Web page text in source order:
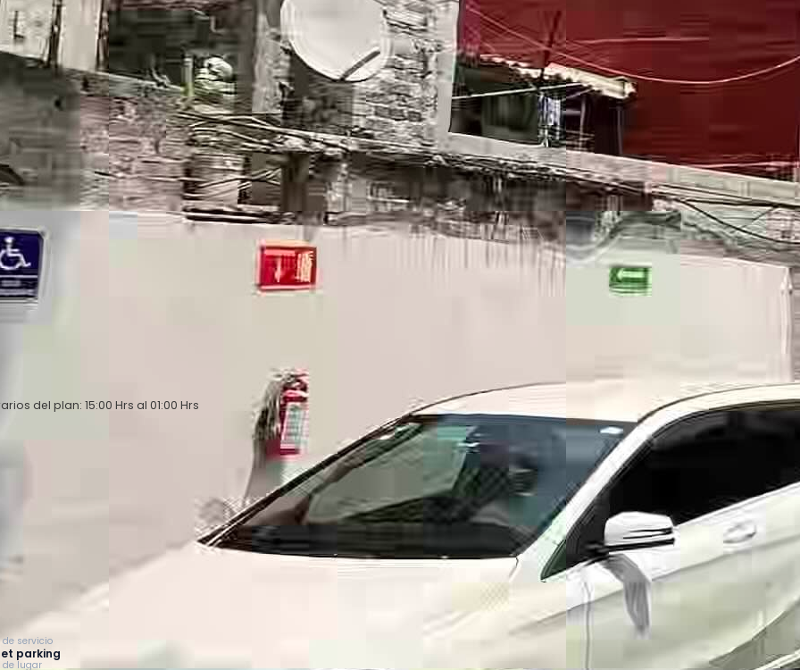
del plan: 15:00 Hrs al 01:00 Hrs
de servicio
parking
de lugar